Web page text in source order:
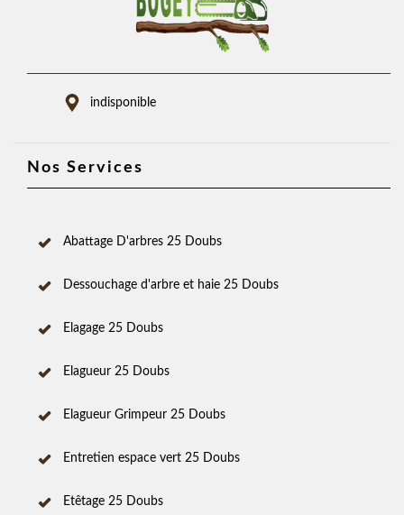
indisponible
Nos Services
Abattage D'arbres 25 Doubs
Dessouchage d'arbre et haie 25 Doubs
Elagage 25 Doubs
Elagueur 25 Doubs
Elagueur Grimpeur 25 Doubs
Entretien espace vert 25 Doubs
Etêtage 25 Doubs